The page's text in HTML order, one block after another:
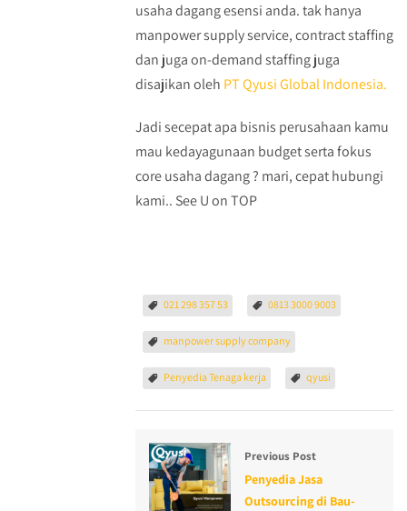
usaha dagang esensi anda. tak hanya
manpower supply service, contract staffing
dan juga on-demand staffing juga
disajikan oleh PT Qyusi Global Indonesia.
Jadi secepat apa bisnis perusahaan kamu
mau kedayagunaan budget serta fokus
core usaha dagang ? mari, cepat hubungi
kami.. See U on TOP
021 298 357 53 0813 3000 9003
manpower supply company
Penyedia Tenaga kerja qyusi
Previous Post
Penyedia Jasa
Outsourcing di Bau-